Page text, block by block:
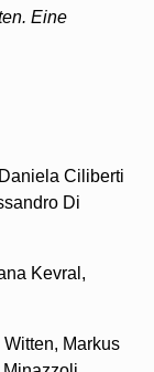
Eine
Ciliberti
Di
Kevral,
Markus